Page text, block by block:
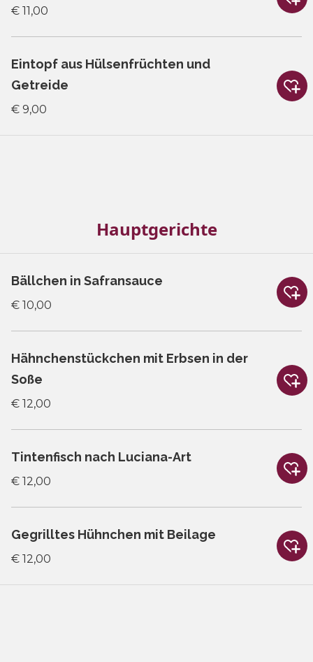
€ 11,00
Eintopf aus Hülsenfrüchten und
Getreide
€ 9,00
Hauptgerichte
Bällchen in Safransauce
€ 10,00
Hähnchenstückchen mit Erbsen in der
Soße
€ 12,00
Tintenfisch nach Luciana-Art
€ 12,00
Gegrilltes Hühnchen mit Beilage
€ 12,00